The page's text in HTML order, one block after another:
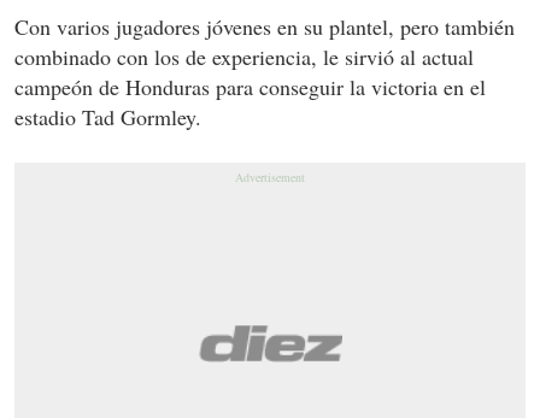
Con varios jugadores jóvenes en su plantel, pero también
combinado con los de experiencia, le sirvió al actual
campeón de Honduras para conseguir la victoria en el
estadio Tad Gormley.